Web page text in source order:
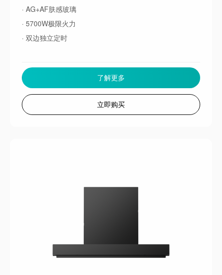
· AG+AF肤感玻璃
· 5700W极限火力
· 双边独立定时
了解更多
立即购买